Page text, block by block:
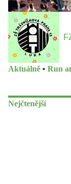
Aktuálně • Run
Nejčtenější